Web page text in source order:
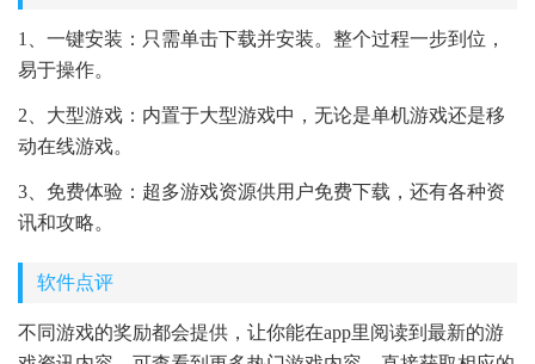
1、一键安装：只需单击下载并安装。整个过程一步到位，
易于操作。
2、大型游戏：内置于大型游戏中，无论是单机游戏还是移
动在线游戏。
3、免费体验：超多游戏资源供用户免费下载，还有各种资
讯和攻略。
软件点评
不同游戏的奖励都会提供，让你能在app里阅读到最新的游